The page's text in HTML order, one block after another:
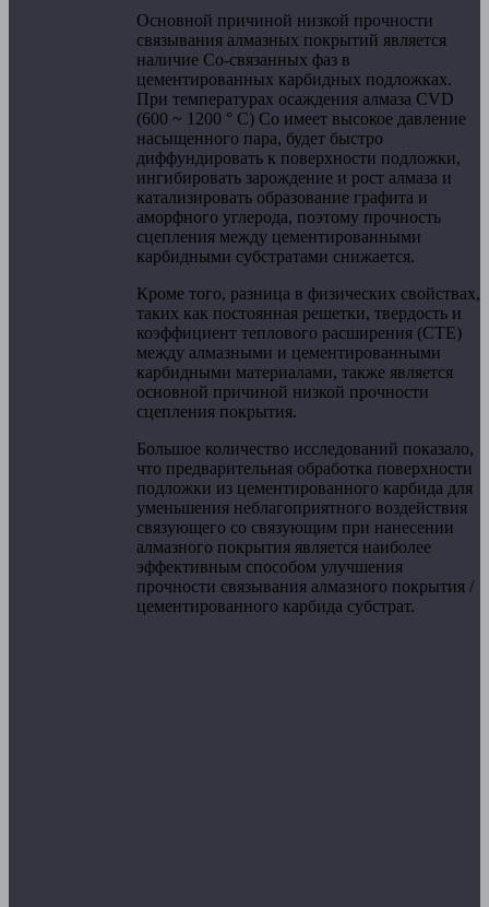
Основной причиной низкой прочности
связывания алмазных покрытий является
наличие Co-связанных фаз в
цементированных карбидных подложках.
При температурах осаждения алмаза CVD
(600 ~ 1200 ° C) Co имеет высокое давление
насыщенного пара, будет быстро
диффундировать к поверхности подложки,
ингибировать зарождение и рост алмаза и
катализировать образование графита и
аморфного углерода, поэтому прочность
сцепления между цементированными
карбидными субстратами снижается.
Кроме того, разница в физических свойствах,
таких как постоянная решетки, твердость и
коэффициент теплового расширения (CTE)
между алмазными и цементированными
карбидными материалами, также является
основной причиной низкой прочности
сцепления покрытия.
Большое количество исследований показало,
что предварительная обработка поверхности
подложки из цементированного карбида для
уменьшения неблагоприятного воздействия
связующего со связующим при нанесении
алмазного покрытия является наиболее
эффективным способом улучшения
прочности связывания алмазного покрытия /
цементированного карбида субстрат.